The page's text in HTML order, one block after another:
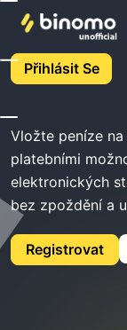
Přihlásit Se
Domů Vklad
Vklad
Vložte peníze
platebními
elektronických
bez zpoždění a
Registrovat